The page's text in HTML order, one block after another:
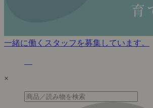
一緒に働くスタッフを募集しています。
×